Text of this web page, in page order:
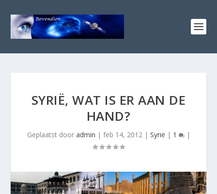
SYRIË, WAT IS ER AAN DE
HAND?
Geplaatst door admin | feb 14, 2012| Syrië | 1 |